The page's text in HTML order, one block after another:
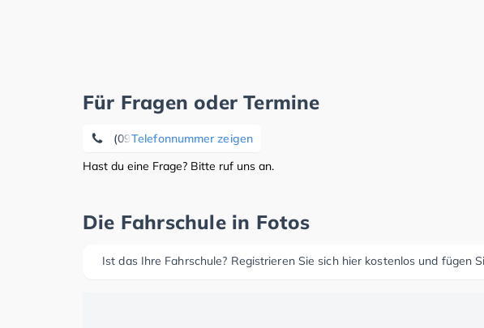
Für Fragen oder Termine
Telefonnummer zeigen
(09181) 3 38 50
Hast du eine Frage? Bitte ruf uns an.
Die Fahrschule in Fotos
Ist das Ihre Fahrschule? Registrieren Sie sich hier kostenlos und fügen